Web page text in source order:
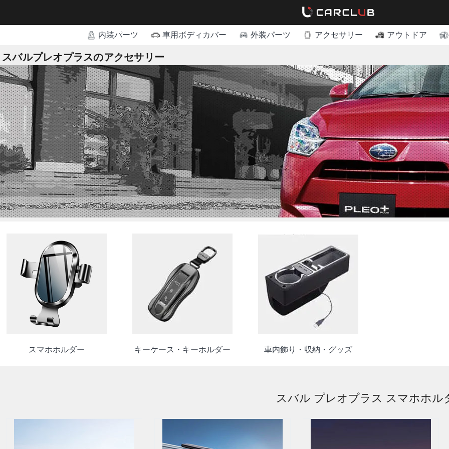
内装パーツ 車用ボディカバー 外装パーツ アクセサリー アウトドア
スバルプレオプラスのアクセサリー
スマホホルダー キーケース・キーホルダー 車内飾り・収納・グッズ
スバル プレオプラス スマホホル